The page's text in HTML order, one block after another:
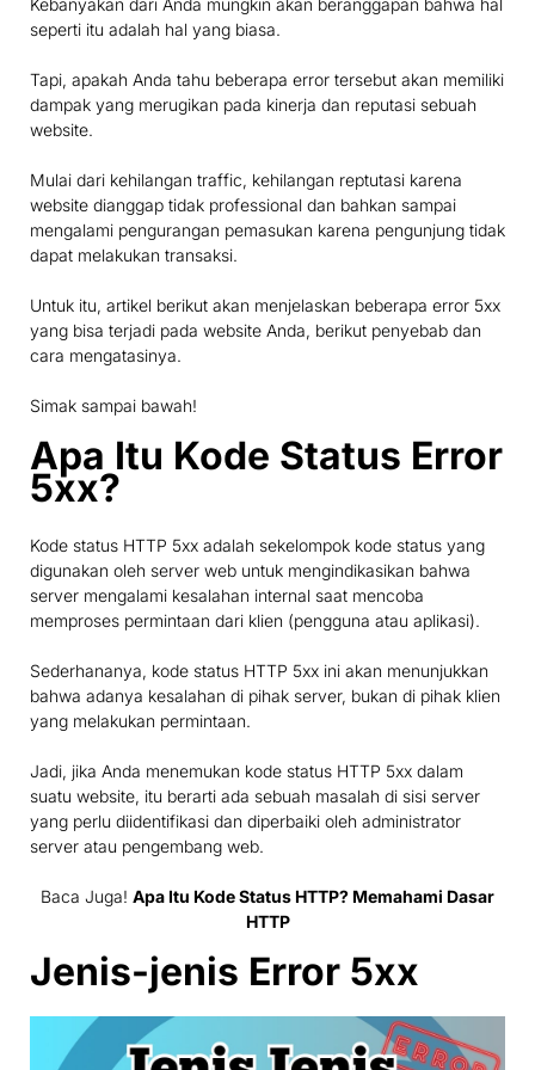
Kebanyakan dari Anda mungkin akan beranggapan bahwa hal
seperti itu adalah hal yang biasa.
Tapi, apakah Anda tahu beberapa error tersebut akan memiliki
dampak yang merugikan pada kinerja dan reputasi sebuah
website.
Mulai dari kehilangan traffic, kehilangan reptutasi karena
website dianggap tidak professional dan bahkan sampai
mengalami pengurangan pemasukan karena pengunjung tidak
dapat melakukan transaksi.
Untuk itu, artikel berikut akan menjelaskan beberapa error 5xx
yang bisa terjadi pada website Anda, berikut penyebab dan
cara mengatasinya.
Simak sampai bawah!
Apa Itu Kode Status Error
5xx?
Kode status HTTP 5xx adalah sekelompok kode status yang
digunakan oleh server web untuk mengindikasikan bahwa
server mengalami kesalahan internal saat mencoba
memproses permintaan dari klien (pengguna atau aplikasi).
Sederhananya, kode status HTTP 5xx ini akan menunjukkan
bahwa adanya kesalahan di pihak server, bukan di pihak klien
yang melakukan permintaan.
Jadi, jika Anda menemukan kode status HTTP 5xx dalam
suatu website, itu berarti ada sebuah masalah di sisi server
yang perlu diidentifikasi dan diperbaiki oleh administrator
server atau pengembang web.
Baca Juga! Apa Itu Kode Status HTTP? Memahami Dasar
HTTP
Jenis-jenis Error 5xx